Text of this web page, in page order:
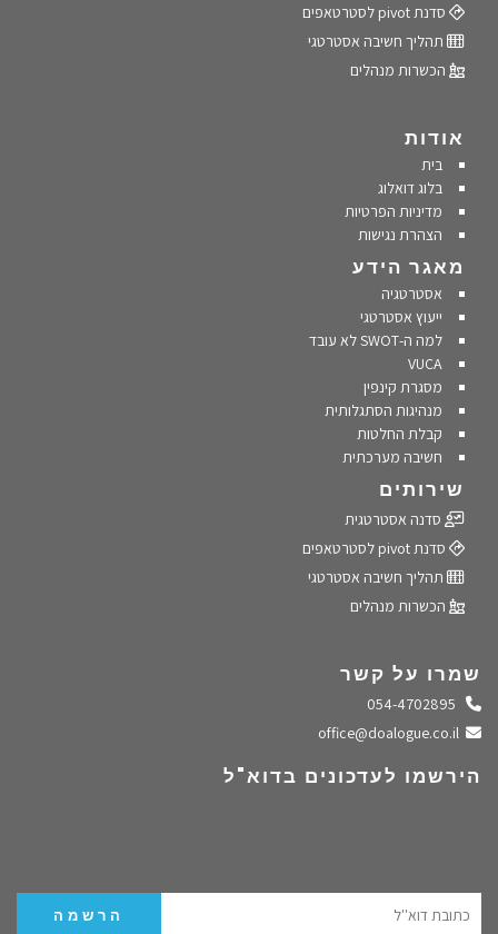
סדנת pivot לסטרטאפים
תהליך חשיבה אסטרטגי
הכשרות מנהלים
אודות
בית
בלוג דואלוג
מדיניות הפרטיות
הצהרת נגישות
מאגר הידע
אסטרטגיה
ייעוץ אסטרטגי
למה ה-SWOT לא עובד
VUCA
מסגרת קינפין
מנהיגות הסתגלותית
קבלת החלטות
חשיבה מערכתית
שירותים
סדנה אסטרטגית
סדנת pivot לסטרטאפים
תהליך חשיבה אסטרטגי
הכשרות מנהלים
שמרו על קשר
התקשרו אלינו
שלחו מייל
הירשמו לעדכונים בדוא"ל